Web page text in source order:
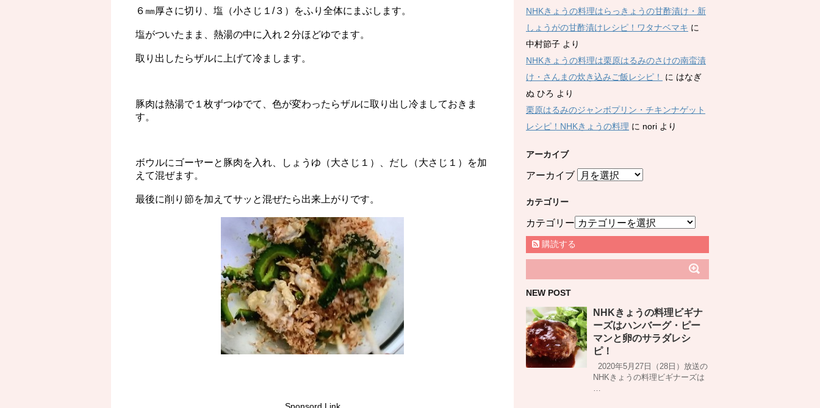
６㎜厚さに切り、塩（小さじ１/３）をふり全体にまぶします。
塩がついたまま、熱湯の中に入れ２分ほどゆでます。
取り出したらザルに上げて冷まします。
豚肉は熱湯で１枚ずつゆでて、色が変わったらザルに取り出し冷ましておきま
す。
ボウルにゴーヤーと豚肉を入れ、しょうゆ（大さじ１）、だし（大さじ１）を加
えて混ぜます。
最後に削り節を加えてサッと混ぜたら出来上がりです。
NHKきょうの料理はらっきょうの甘酢漬け・新
しょうがの甘酢漬けレシピ！ワタナベマキ に
中村節子 より
NHKきょうの料理は栗原はるみのさけの南蛮漬
け・さんまの炊き込みご飯レシピ！
に はなぎ
ぬ ひろ より
栗原はるみのジャンボプリン・チキンナゲット
レシピ！NHKきょうの料理 に nori より
アーカイブ
アーカイブ
カテゴリー
カテゴリー
購読する
NEW POST
NHKきょうの料理ビギナ
ーズはハンバーグ・ピー
マンと卵のサラダレシ
ピ！
2020年5月27日（28日）放送の
NHKきょうの料理ビギナーズは
…